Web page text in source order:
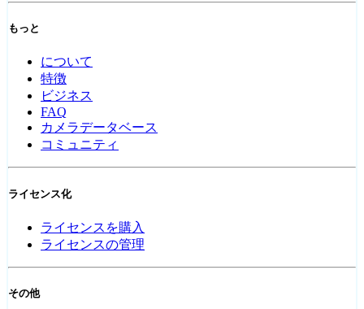
もっと
について
特徴
ビジネス
FAQ
カメラデータベース
コミュニティ
ライセンス化
ライセンスを購入
ライセンスの管理
その他